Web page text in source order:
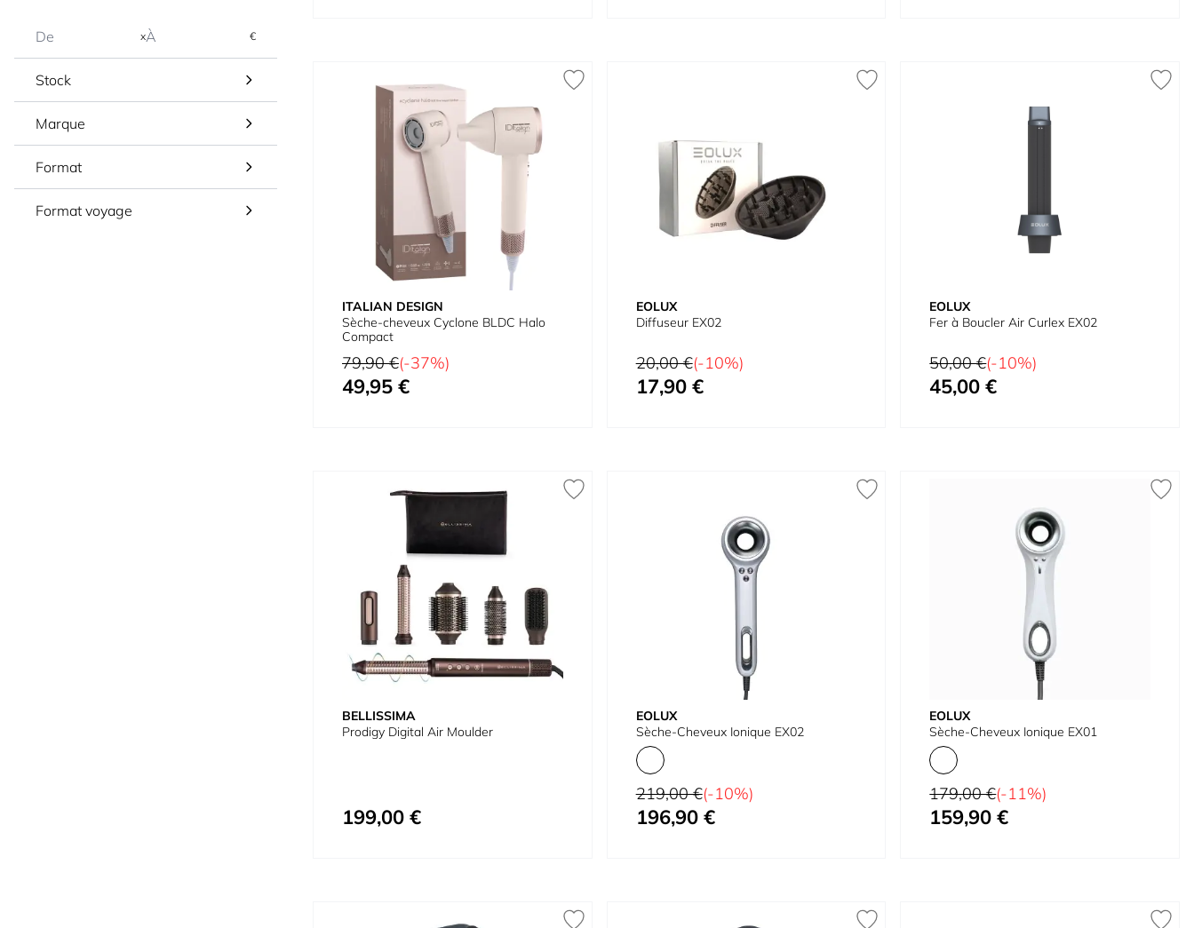
x €
Stock
Marque
Format
Format voyage
ITALIAN DESIGN
Sèche-cheveux Cyclone BLDC Halo
Compact
Prix normal
79,90 €(-37%)
Prix spécial
49,95 €
EOLUX
Diffuseur EX02
Prix normal
20,00 €(-10%)
Prix spécial
17,90 €
EOLUX
Fer à Boucler Air Curlex EX02
Prix normal
50,00 €(-10%)
Prix spécial
45,00 €
BELLISSIMA
Prodigy Digital Air Moulder
199,00 €
EOLUX
Sèche-Cheveux Ionique EX02
Prix normal
219,00 €(-10%)
À partir de
196,90 €
EOLUX
Sèche-Cheveux Ionique EX01
Prix normal
179,00 €(-11%)
À partir de
159,90 €